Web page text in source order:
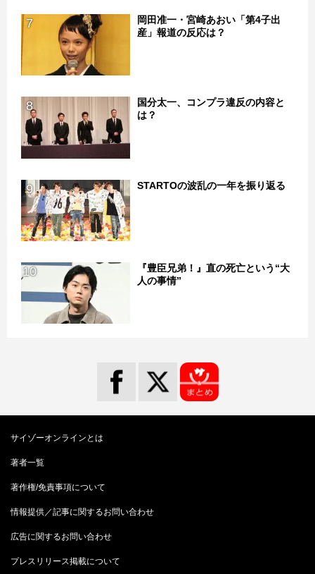
7
岡田准一・宮崎あおい「第4子出
産」報道の反応は？
8
国分太一、コンプラ違反の内容と
は？
9 STARTOの波乱の一年を振り返る
10
『豊臣兄弟！』直の死亡という“大
人の事情”
サイゾーオンラインとは
著者一覧
著作権/免責事項について
情報提供／記事に関するお問い合わせ
広告に関するお問い合わせ
プレスリリース掲載について